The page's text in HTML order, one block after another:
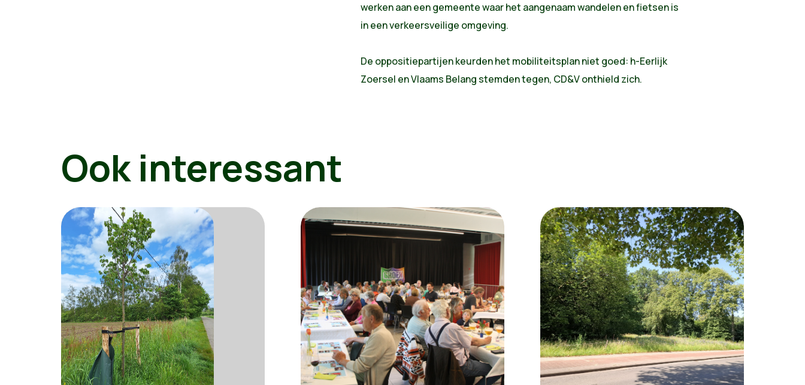
werken aan een gemeente waar het aangenaam wandelen en fietsen is
in een verkeersveilige omgeving.
De oppositiepartijen keurden het mobiliteitsplan niet goed: h-Eerlijk
Zoersel en Vlaams Belang stemden tegen, CD&V onthield zich.
Ook interessant